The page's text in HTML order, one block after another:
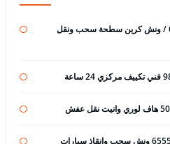
ونش ابو حليفة رقم / 65557275 / ونش كرين سطحة سحب ونقل